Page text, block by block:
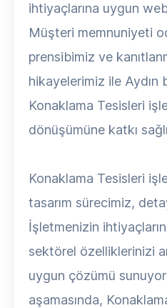
ihtiyaçlarına uygun
Müşteri memnuniyeti
prensibimiz ve
hikayelerimiz ile Aydın
Konaklama Tesisleri
dönüşümüne katkı
Konaklama Tesisleri
tasarım sürecimiz,
İşletmenizin
sektörel özelliklerinizi
uygun çözümü
aşamasında,